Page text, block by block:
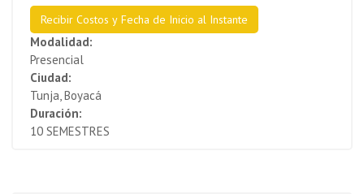
Recibir Costos y Fecha de Inicio al Instante
Modalidad:
Presencial
Ciudad:
Tunja, Boyacá
Duración:
10 SEMESTRES